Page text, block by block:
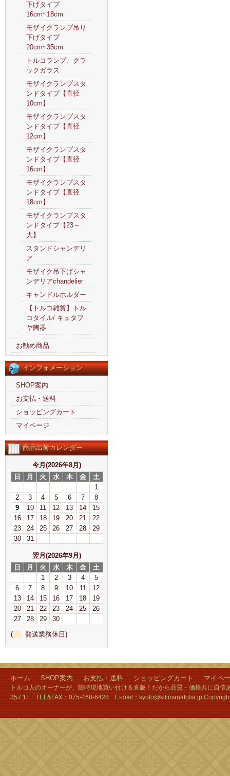
下げタイプ
16cm~18cm
モザイクランプ吊り
下げタイプ
20cm~35cm
トルコランプ、クラ
ックガラス
モザイクランプスタ
ンドタイプ【直径
10cm】
モザイクランプスタ
ンドタイプ【直径
12cm】
モザイクランプスタ
ンドタイプ【直径
16cm】
モザイクランプスタ
ンドタイプ【直径
18cm】
モザイクランプスタ
ンドタイプ【23～
大】
スタンドシャンデリ
ア
モザイク吊下げシャ
ンデリアchandelier
キャンドルホルダー
【トルコ雑貨】トル
コタイル/ キュタフ
ヤ陶器
お勧め商品
インフォメーション
SHOP案内
お支払・送料
ショッピングカート
マイページ
商品出荷カレンダー
今月(2026年8月)
日
月 火 水 木 金
土
1
2
3 4 5 6 7
8
9
10 11 12 13 14
15
16
17 18 19 20 21
22
23
24 25 26 27 28
29
30
31
翌月(2026年9月)
日
月 火 水 木 金
土
1
2 3 4
5
6
7 8 9 10 11
12
13
14 15 16 17 18
19
20
21 22 23 24 25
26
27
28 29
30
(
発送業務休日)
ホーム SHOP案内 お支払・送料 ショッピングカート マイペ
トルコ人のオーナーが、随時現地買い付け＆直販！だから品質・価格共に自
357 1F TEL&FAX：075-468-6428 E-mail：kyoto@kilimanatolia.jp